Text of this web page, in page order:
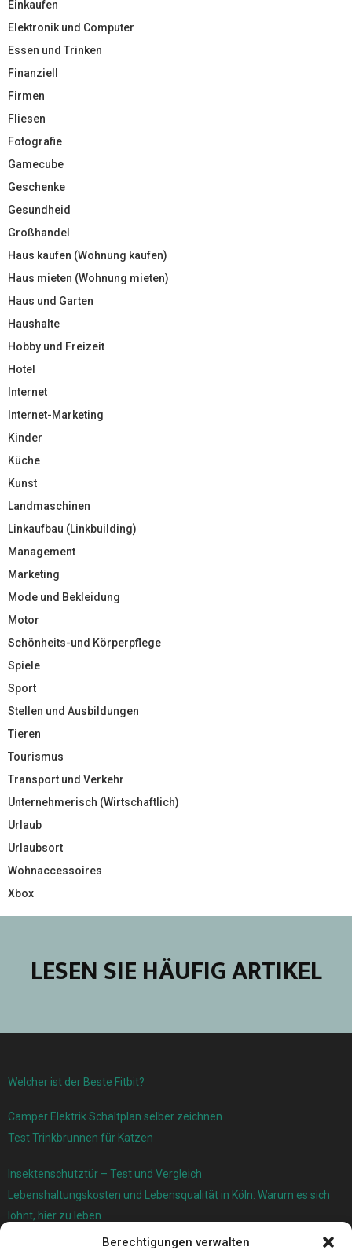
Berechtigungen verwalten
Einkaufen
Elektronik und Computer
Essen und Trinken
Finanziell
Firmen
Fliesen
Fotografie
Gamecube
Geschenke
Gesundheid
Großhandel
Haus kaufen (Wohnung kaufen)
Haus mieten (Wohnung mieten)
Haus und Garten
Haushalte
Hobby und Freizeit
Hotel
Internet
Internet-Marketing
Kinder
Küche
Kunst
Landmaschinen
Linkaufbau (Linkbuilding)
Management
Marketing
Mode und Bekleidung
Motor
Schönheits-und Körperpflege
Spiele
Sport
Stellen und Ausbildungen
Tieren
Tourismus
Transport und Verkehr
Unternehmerisch (Wirtschaftlich)
Urlaub
Urlaubsort
Wohnaccessoires
Xbox
LESEN SIE HÄUFIG ARTIKEL
Welcher ist der Beste Fitbit?
Camper Elektrik Schaltplan selber zeichnen
Test Trinkbrunnen für Katzen
Insektenschutztür – Test und Vergleich
Lebenshaltungskosten und Lebensqualität in Köln: Warum es sich
lohnt, hier zu leben